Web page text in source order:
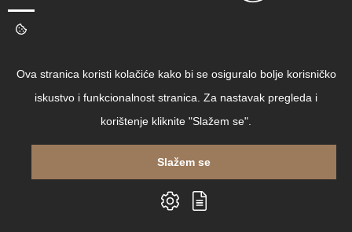
Čitaj knjigu d.o.o.
Lašćinska cesta 72, 10000 Zagreb, Hrvatska
Email:info@citajknjigu.com
Ova stranica koristi kolačiće kako bi se osiguralo bolje korisničko
iskustvo i funkcionalnost stranica. Za nastavak pregleda i
korištenje kliknite "Slažem se".
Slažem se